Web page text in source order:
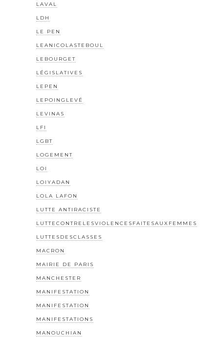
LAVAL
LDH
LE PEN
LEANICOLASTEBOUL
LEBOURGET
LÉGISLATIVES
LEPEN
LEPOINGLEVÉ
LEVINAS
LFI
LGBT
LOGEMENT
LOI
LOIYADAN
LOLA LAFON
LUTTE ANTIRACISTE
LUTTECONTRELESVIOLENCESFAITESAUXFEMMES
LUTTESDESCLASSES
MACRON
MAIRIE DE PARIS
MANCHESTER
MANIFESTATION
MANIFESTATION
MANIFESTATIONS
MANOUCHIAN